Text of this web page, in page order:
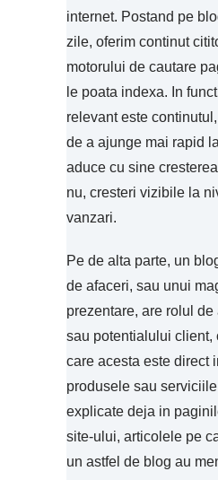
internet. Postand pe
zile, oferim continut
motorului de cautare
le poata indexa. In
relevant este
de a ajunge mai rapid
aduce cu sine
nu, cresteri vizibile la
vanzari.
Pe de alta parte, un
de afaceri, sau unui
prezentare, are rolul
sau potentialului client,
care acesta este direct
produsele sau
explicate deja in
site-ului, articolele pe
un astfel de blog au